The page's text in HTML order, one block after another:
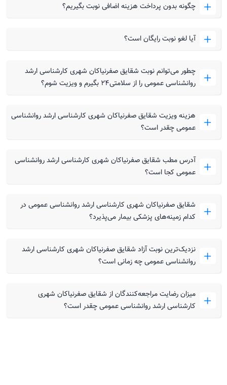
چگونه بدون پرداخت هزینه اضافی نوبت بگیریم؟
آیا لغو نوبت رایگان است؟
چطور می‌توانم نوبت شقایق صفرنیاکان شهری کارشناسی ارشد
روانشناسی عمومی را از سلامتی۲۴ بگیرم و ویزیت شوم؟
هزینه ویزیت شقایق صفرنیاکان شهری کارشناسی ارشد روانشناسی
عمومی چقدر است؟
آدرس مطب شقایق صفرنیاکان شهری کارشناسی ارشد روانشناسی
عمومی کجا است؟
شقایق صفرنیاکان شهری کارشناسی ارشد روانشناسی عمومی در
کدام زمینه‌های پزشکی بیمار می‌پذیرد؟
نزدیک‌ترین نوبت آزاد شقایق صفرنیاکان شهری کارشناسی ارشد
روانشناسی عمومی چه زمانی است؟
میزان رضایت مراجعه‌کنندگان از شقایق صفرنیاکان شهری
کارشناسی ارشد روانشناسی عمومی چقدر است؟